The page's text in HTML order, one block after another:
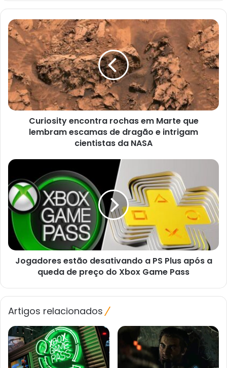
Curiosity
encontra
rochas
em
Marte
que
lembram
escamas
de
da
Curiosity encontra rochas em Marte que
lembram escamas de dragão e intrigam
cientistas da NASA
Jogadores
desativando
a
PS
Plus
após
queda
Pass
Jogadores estão desativando a PS Plus após a
queda de preço do Xbox Game Pass
Artigos relacionados